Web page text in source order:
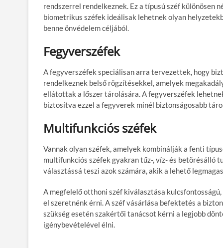
rendszerrel rendelkeznek. Ez a típusú széf különösen
biometrikus széfek ideálisak lehetnek olyan
benne önvédelem céljából.
Fegyverszéfek
A fegyverszéfek speciálisan arra tervezettek, hogy
rendelkeznek belső rögzítésekkel, amelyek
ellátottak a lőszer tárolására. A fegyverszéfek
biztosítva ezzel a fegyverek minél biztonságosabb
Multifunkciós széfek
Vannak olyan széfek, amelyek kombinálják a fenti
multifunkciós széfek gyakran tűz-, víz- és betörésálló
választássá teszi azok számára, akik a lehető
A megfelelő otthoni széf kiválasztása
el szeretnénk érni. A széf vásárlása befektetés a
szükség esetén szakértői tanácsot kérni a legjobb
igénybevételével élni.